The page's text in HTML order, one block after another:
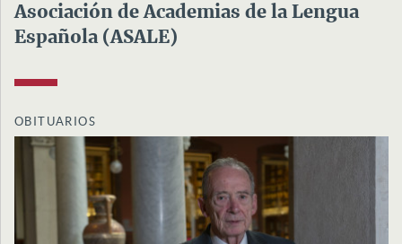
Asociación de Academias de la Lengua
Española (ASALE)
OBITUARIOS